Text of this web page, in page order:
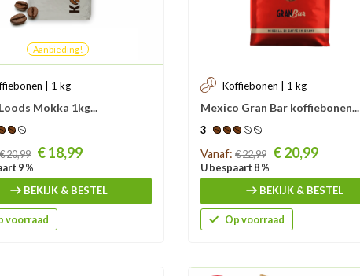
Aanbieding!
| 1 kg
Mokka 1kg...
€ 20,99 € 18,99
9 %
BEKIJK & BESTEL
voorraad
Koffiebonen | 1 kg
Mexico Gran Bar koffiebonen...
3
Prijs
Vanaf: € 22,99 € 20,99
U bespaart 8 %
BEKIJK & BESTEL
Op voorraad